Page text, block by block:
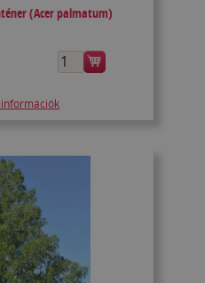
(Acer palmatum)
információk